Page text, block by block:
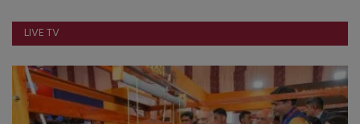
નાણાંકીય સમાચાર
સ્થાનિક સમાચાર
સ્પોર્ટ્સ
LIVE TV